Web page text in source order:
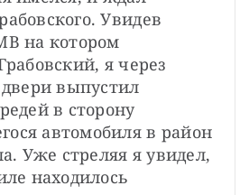
Увидев
на котором
я через
выпустил
в сторону
автомобиля в район
Уже стреляя я увидел,
находилось